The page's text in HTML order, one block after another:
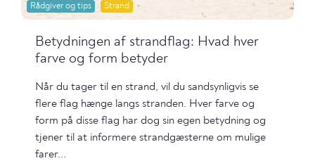
Rådgiver og tips Strand
Betydningen af strandflag: Hvad hver
farve og form betyder
Når du tager til en strand, vil du sandsynligvis se
flere flag hænge langs stranden. Hver farve og
form på disse flag har dog sin egen betydning og
tjener til at informere strandgæsterne om mulige
farer...